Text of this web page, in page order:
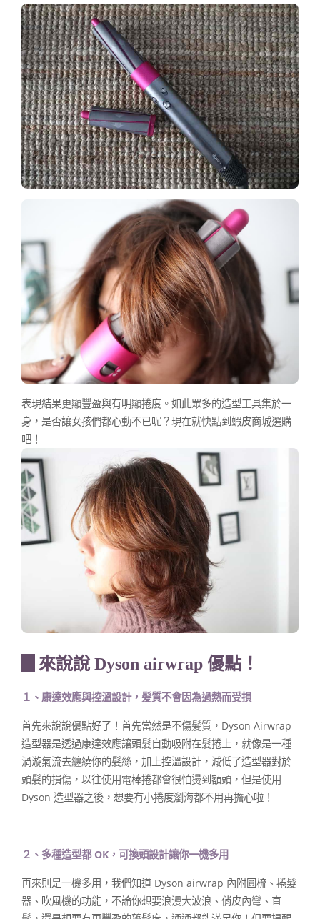
表現結果更顯豐盈與有明顯捲度。如此眾多的造型工具集於一
身，是否讓女孩們都心動不已呢？現在就快點到蝦皮商城選購
吧！
▊來說說 Dyson airwrap 優點！
１、康達效應與控溫設計，髪質不會因為過熱而受損
首先來說說優點好了！首先當然是不傷髪質，Dyson Airwrap
造型器是透過康達效應讓頭髮自動吸附在髮捲上，就像是一種
渦漩氣流去纏繞你的髮絲，加上控溫設計，減低了造型器對於
頭髮的損傷，以往使用電棒捲都會很怕燙到額頭，但是使用
Dyson 造型器之後，想要有小捲度瀏海都不用再擔心啦！
２、多種造型都 OK，可換頭設計讓你一機多用
再來則是一機多用，我們知道 Dyson airwrap 內附圓梳、捲髮
器、吹風機的功能，不論你想要浪漫大波浪、俏皮內彎、直